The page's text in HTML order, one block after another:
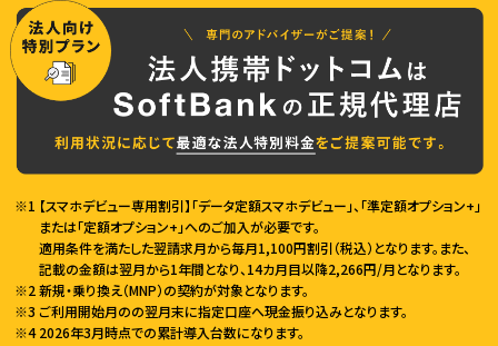
【スマホデビュー専用割引】「データ定額スマホデビュー」、「準定額オプション+」
または「定額オプション+」へのご加入が必要です。
適用条件を満たした翌請求月から毎月1,100円割引（税込）となります。また、
記載の金額は翌月から1年間となり、14カ月目以降2,266円/月となります。
新規・乗り換え（MNP）の契約が対象となります。
ご利用開始月のの翌月末に指定口座へ現金振り込みとなります。
2026年3月時点での累計導入台数になります。